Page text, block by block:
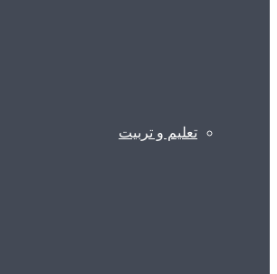
تعلیم و تربیت